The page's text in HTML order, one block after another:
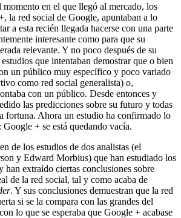
momento en el que llegó al mercado, los
la red social de Google, apuntaban a lo
a esta recién llegada hacerse con una parte
interesante como para que su
relevante. Y no poco después de su
que intentaban demostrar que o bien
un público muy específico y poco variado
como red social generalista) o,
con un público. Desde entonces y
las predicciones sobre su futuro y todas
fortuna. Ahora un estudio ha confirmado lo
Google + se está quedando vacía.
de los estudios de dos analistas (el
y Edward Morbius) que han estudiado los
han extraído ciertas conclusiones sobre
de la red social, tal y como acaba de
. Y sus conclusiones demuestran que la red
si se la compara con las grandes del
lo que se esperaba que Google + acabase